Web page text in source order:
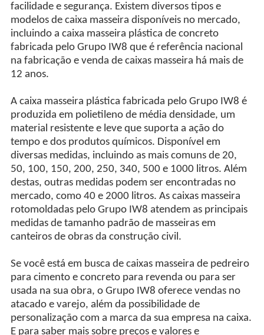
facilidade e segurança. Existem diversos tipos e
modelos de caixa masseira disponíveis no mercado,
incluindo a caixa masseira plástica de concreto
fabricada pelo Grupo IW8 que é referência nacional
na fabricação e venda de caixas masseira há mais de
12 anos.
A caixa masseira plástica fabricada pelo Grupo IW8 é
produzida em polietileno de média densidade, um
material resistente e leve que suporta a ação do
tempo e dos produtos químicos. Disponível em
diversas medidas, incluindo as mais comuns de 20,
50, 100, 150, 200, 250, 340, 500 e 1000 litros. Além
destas, outras medidas podem ser encontradas no
mercado, como 40 e 2000 litros. As caixas masseira
rotomoldadas pelo Grupo IW8 atendem as principais
medidas de tamanho padrão de masseiras em
canteiros de obras da construção civil.
Se você está em busca de caixas masseira de pedreiro
para cimento e concreto para revenda ou para ser
usada na sua obra, o Grupo IW8 oferece vendas no
atacado e varejo, além da possibilidade de
personalização com a marca da sua empresa na caixa.
E para saber mais sobre preços e valores e